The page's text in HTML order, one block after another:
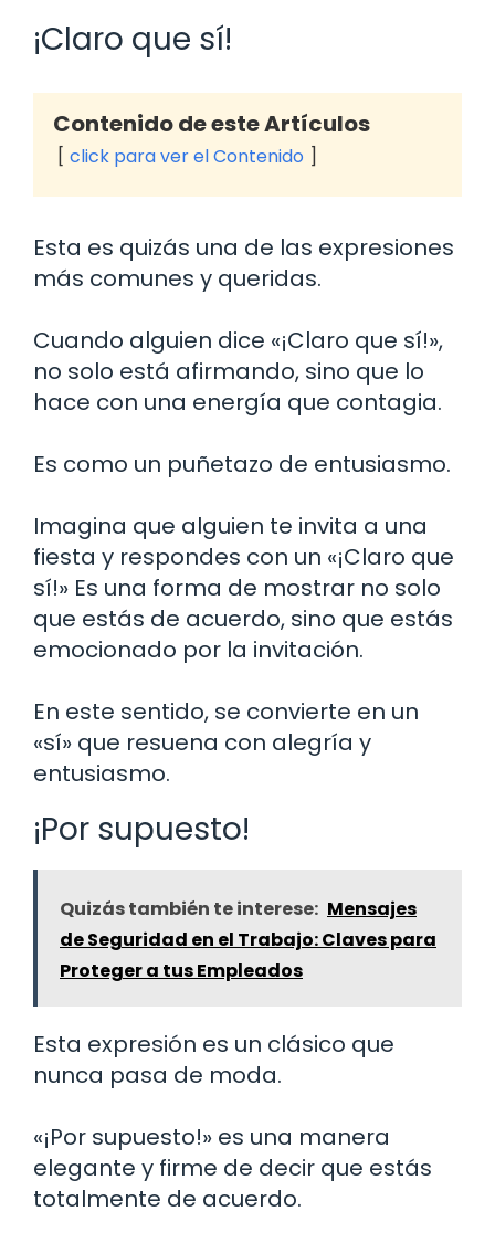
¡Claro que sí!
Contenido de este Artículos
click para ver el Contenido
Esta es quizás una de las expresiones
más comunes y queridas.
Cuando alguien dice «¡Claro que sí!»,
no solo está afirmando, sino que lo
hace con una energía que contagia.
Es como un puñetazo de entusiasmo.
Imagina que alguien te invita a una
fiesta y respondes con un «¡Claro que
sí!» Es una forma de mostrar no solo
que estás de acuerdo, sino que estás
emocionado por la invitación.
En este sentido, se convierte en un
«sí» que resuena con alegría y
entusiasmo.
¡Por supuesto!
Quizás también te interese: Mensajes
de Seguridad en el Trabajo: Claves para
Proteger a tus Empleados
Esta expresión es un clásico que
nunca pasa de moda.
«¡Por supuesto!» es una manera
elegante y firme de decir que estás
totalmente de acuerdo.